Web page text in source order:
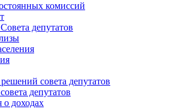
комиссий
депутатов
совета депутатов
депутатов
о доходах